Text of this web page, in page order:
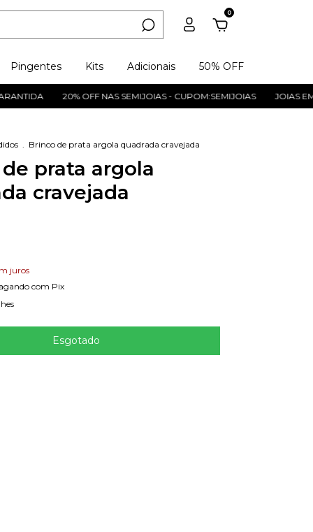
0
Pingentes Kits Adicionais 50% OFF
20% OFF NAS SEMIJOIAS - CUPOM:SEMIJOIAS JOIAS EM
. Brinco de prata argola quadrada cravejada
prata argola
cravejada
juros
com Pix